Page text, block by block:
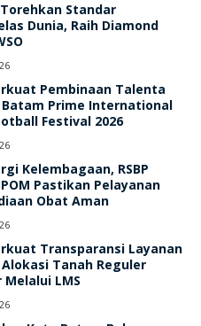
Torehkan Standar
Dunia, Raih Diamond
Pembinaan Talenta
Prime International
Festival 2026
Kelembagaan, RSBP
Pastikan Pelayanan
Obat Aman
Transparansi Layanan
Tanah Reguler
Melalui LMS